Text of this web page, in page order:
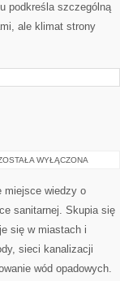
podkreśla szczególną
ale klimat strony
WYŁĄCZONA
miejsce wiedzy o
sanitarnej. Skupia się
się w miastach i
sieci kanalizacji
wód opadowych.